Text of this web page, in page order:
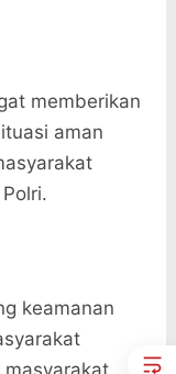
memberikan
aman
keamanan